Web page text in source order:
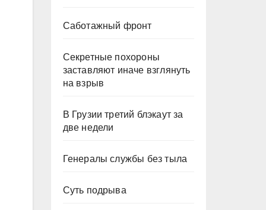
Саботажный фронт
Секретные похороны
заставляют иначе взглянуть
на взрыв
В Грузии третий блэкаут за
две недели
Генералы службы без тыла
Суть подрыва